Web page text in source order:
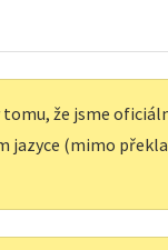
tomu, že jsme
jazyce (mimo